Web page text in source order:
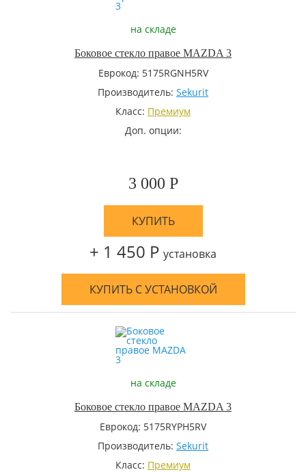
на складе
Боковое стекло правое MAZDA 3
Еврокод: 5175RGNH5RV
Производитель: Sekurit
Класс: Премиум
Доп. опции:
3 000 Р
КУПИТЬ
+ 1 450 Р установка
КУПИТЬ С УСТАНОВКОЙ
на складе
Боковое стекло правое MAZDA 3
Еврокод: 5175RYPH5RV
Производитель: Sekurit
Класс: Премиум